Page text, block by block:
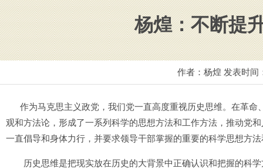
杨煌：不断提
作者：杨煌 发表时间
作为马克思主义政党，我们党一直高度重视历史思维。在革命
观和方法论，形成了一系列科学的思想方法和工作方法，推动党
一直倡导和身体力行，并要求领导干部掌握的重要的科学思想方
历史思维是把现实放在历史的大背景中正确认识和把握的科学